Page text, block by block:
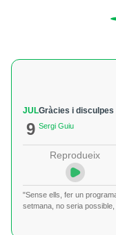
JUL
9
Gràcies i disculpes
Sergi Guiu
Reprodueix
"Sense ells, fer un
setmana, no seria